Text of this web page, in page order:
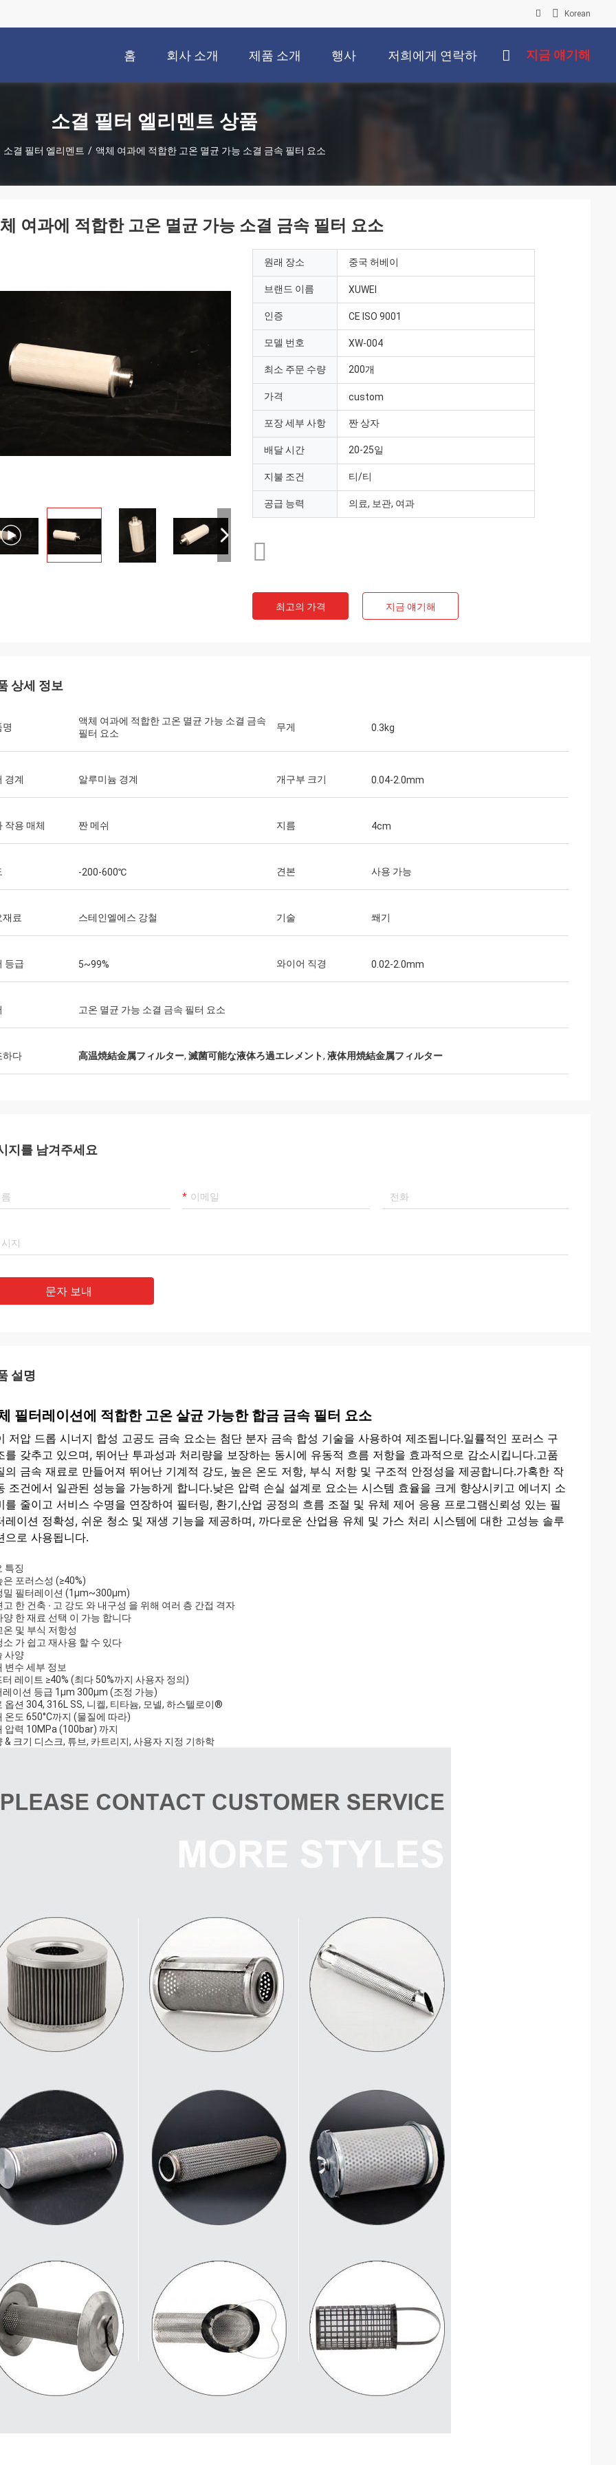
Korean
홈 회사 소개 제품 소개 행사 저희에게 연락하 지금 얘기해
소결 필터 엘리멘트 상품
소결 필터 엘리멘트 / 액체 여과에 적합한 고온 멸균 가능 소결 금속 필터 요소
여과에 적합한 고온 멸균 가능 소결 금속 필터 요소
원래 장소 중국 허베이
브랜드 이름 XUWEI
인증 CE ISO 9001
모델 번호 XW-004
최소 주문 수량 200개
가격 custom
포장 세부 사항 짠 상자
배달 시간 20-25일
지불 조건 티/티
공급 능력 의료, 보관, 여과
최고의 가격 지금 얘기해
상세 정보
명
액체 여과에 적합한 고온 멸균 가능 소결 금속
필터 요소
무게 0.3kg
경계 알루미늄 경계 개구부 크기 0.04-2.0mm
작용 매체 짠 메쉬 지름 4cm
-200-600℃ 견본 사용 가능
재료 스테인엘에스 강철 기술 쐐기
등급 5~99% 와이어 직경 0.02-2.0mm
고온 멸균 가능 소결 금속 필터 요소
하다 高温焼結金属フィルター, 滅菌可能な液体ろ過エレメント, 液体用焼結金属フィルター
지를 남겨주세요
문자 보내
설명
필터레이션에 적합한 고온 살균 가능한 합금 금속 필터 요소
저압 드롭 시너지 합성 고공도 금속 요소는 첨단 분자 금속 합성 기술을 사용하여 제조됩니다.일률적인 포러스 구
를 갖추고 있으며, 뛰어난 투과성과 처리량을 보장하는 동시에 유동적 흐름 저항을 효과적으로 감소시킵니다.고품
의 금속 재료로 만들어져 뛰어난 기계적 강도, 높은 온도 저항, 부식 저항 및 구조적 안정성을 제공합니다.가혹한 작
조건에서 일관된 성능을 가능하게 합니다.낮은 압력 손실 설계로 요소는 시스템 효율을 크게 향상시키고 에너지 소
를 줄이고 서비스 수명을 연장하여 필터링, 환기,산업 공정의 흐름 조절 및 유체 제어 응용 프로그램신뢰성 있는 필
레이션 정확성, 쉬운 청소 및 재생 기능을 제공하며, 까다로운 산업용 유체 및 가스 처리 시스템에 대한 고성능 솔루
으로 사용됩니다.
특징
포러스성 (≥40%)
필터레이션 (1μm~300μm)
한 건축 ∙ 고 강도 와 내구성 을 위해 여러 층 간접 격자
한 재료 선택 이 가능 합니다
및 부식 저항성
가 쉽고 재사용 할 수 있다
사양
변수 세부 정보
터 레이트 ≥40% (최다 50%까지 사용자 정의)
레이션 등급 1μm 300μm (조정 가능)
옵션 304, 316L SS, 니켈, 티타늄, 모넬, 하스텔로이®
온도 650°C까지 (물질에 따라)
압력 10MPa (100bar) 까지
& 크기 디스크, 튜브, 카트리지, 사용자 지정 기하학